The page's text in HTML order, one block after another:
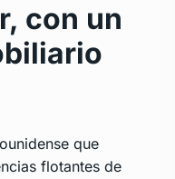
con un
que
flotantes de